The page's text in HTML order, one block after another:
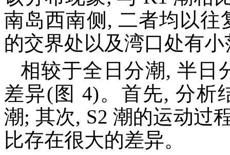
南岛西南侧, 二者均以
的交界处以及湾口处有
相较于全日分潮, 半日
差异(图 4)。首先, 分析
潮; 其次, S2 潮的运动过
比存在很大的差异。